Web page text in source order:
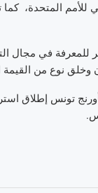
للأمم المتحدة، كما
للمعرفة في مجال
وخلق نوع من القيمة
تونس إطلاق
.